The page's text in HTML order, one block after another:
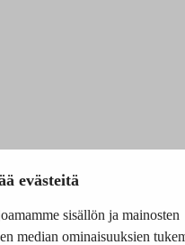
evästeitä
sisällön ja mainosten
median ominaisuuksien